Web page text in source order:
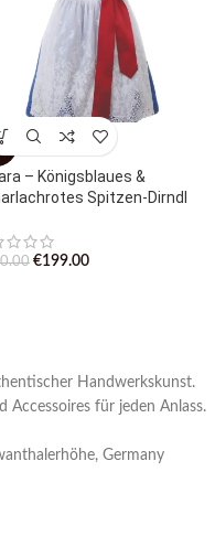
– Königsblaues &
Spitzen-Dirndl
€199.00
Handwerkskunst.
Accessoires für jeden Anlass.
Germany